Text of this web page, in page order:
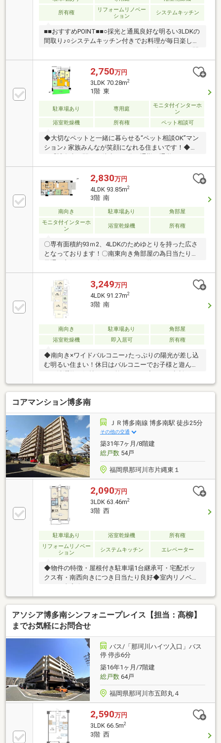
所有権
リフォームリノベー
ション
システムキッチン
■■おすすめPOINT■■○採光と通風良好な明るい3LDKの
間取り♪○システムキッチン付きでお料理が毎日楽しく
なります♪○マンションに住みながら戸建てのような開
放感を味うことのできる専用庭付き♪○最寄りの博多南
駅から約11分で博多駅まで行けます♪通勤通学も安心
の立地♪○水回りなど一部リフォーム済み！室内状況良
好です♪○周辺環境も充実しており住み良い住環境です
♪○ぜひナカジツまでお問い合わせください！！・安徳
北小学校徒歩約18分・那珂川南中学校徒歩約17分・マ
ックスバリュ那珂川店徒歩約6分・ドラッグストアモ
リ那珂川店徒歩約7分・セブンイレブン那珂川松木6丁
目店徒歩約8分
2,750万円
3LDK 70.28m2
1階 東
駐車場あり 専用庭
モニタ付インターホ
ン
浴室乾燥機
所有権 ペット相談可
◆大切なペットと一緒に暮らせる“ペット相談OK”マン
ション♪ 家族みんなが笑顔になれる住まいです！◆Ｊ
ん、休日のお出かけにも便利な立地♪◆１階住戸なら
ではの専用庭＋ガーデンテラス付き！お子さまの遊び
場やガーデニング、ペットとの時間も楽しめます！◆
駐車場3000円区画を継承可能です！◆７０㎡超の３Ｌ
防犯カメラ＋モニター付きインターホン完備♪セキュ
リティ面にも配慮された安心の住環境！◆ＩＨクッキ
ングヒーター採用で、お手入れラクラク＆火を使わず
安心です♪
2,830万円
4LDK 93.85m2
3階 南
南向き 駐車場あり
角部屋
モニタ付インターホ
ン
浴室乾燥機 所有権
〇専有面積約93ｍ2、4LDKのためゆとりを持った広さ
となっております！〇南東向き角部屋の為日当たり、
おり、こちらから那珂川の花火大会を一望することが
出来ます！〇リビングは約17帖あり充分な広さです！
〇駐車場1住戸1台完備しております！〇WICが2箇所あ
りポーチもある為収納スペースも充実しております！
〇JR博多南線博多南駅徒歩約20分と博多への通勤通学
にも便利です！〇西鉄バス那珂川ハイツ入口バス停徒
歩約6分と天神への通勤も便利です！〇安徳南小学校
徒歩約13分、那珂川南中学校徒歩約15分とどちらも徒
3,249万円
4LDK 91.27m2
3階 南
南向き 駐車場あり
角部屋
浴室乾燥機
即入居可 所有権
◆南向き×ワイドバルコニー♪たっぷりの陽光が差し込
む明るい住まい！休日はバルコニーでお子様と遊んだ
大切な家族の一員と一緒に暮らせる嬉しい住まい！◆
生活利便性良好！スーパーやバス停が徒歩圏内のた
め、毎日のお買い物や通勤・通学もスムーズ。◆博多
南駅まで車で5分♪博多方面へのアクセスも良好で、通
勤もお出かけも快適！都市の利便性と落ち着いた住環
境を両立できます。◆ゆとりの4LDK♪家族それぞれの
個室はもちろん、在宅ワークや趣味部屋にも対応可
能。将来のライフスタイル変化にも柔軟に対応できる
間取りです！
コアマンション博多南
ＪＲ博多南線 博多南駅 徒歩25分
その他の交通
築31年7ヶ月/8階建
総戸数54戸
福岡県那珂川市片縄東１
2,090万円
3LDK 63.46m2
3階 西
駐車場あり 浴室乾燥機
所有権
リフォームリノベー
ション
システムキッチン エレベーター
◆物件の特徴・屋根付き駐車場1台継承可・宅配ボッ
クス有・南西向きにつき日当たり良好◆室内リノベー
食洗機〉〇浴室〈ユニットバス・1216〉〇洗面室〈シ
ャワー付洗面化粧台・防水パン〉〇トイレ〈温水洗浄
便座付トイレ〉〉〇給湯設備〈給湯器・追焚・マルチ
リモコン付〉〇配管〈排水管(専有部分)・給水、給
LDK、洋室、廊下)、フロアタイル(玄関、洗面室、ト
イレ)、壁天井:クロス貼、室内クリーニング〉〇2026
年5月内装終了
アソシア博多南シンフォニープレイス【担当：髙柳】
までお気軽にお問合せ
バス/「那珂川ハイツ入口」バス
停 停歩6分
築16年1ヶ月/7階建
総戸数64戸
福岡県那珂川市五郎丸４
2,590万円
3LDK 66.5m2
3階 西